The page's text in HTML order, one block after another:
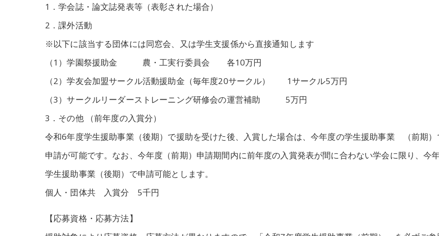
1．学会誌・論文誌発表等（表彰された場合）
2．課外活動
※以下に該当する団体には同窓会、又は学生支援係から直接通知します
（1）学園祭援助金 農・工実行委員会 各10万円
（2）学友会加盟サークル活動援助金（毎年度20サークル） 1サークル5万円
（3）サークルリーダーストレーニング研修会の運営補助 5万円
3．その他 （前年度の入賞分）
令和6年度学生援助事業（後期）で援助を受けた後、入賞した場合は、今年度の学生援助事業 （前期）
申請が可能です。なお、今年度（前期）申請期間内に前年度の入賞発表が間に合わない学会に限り、今
学生援助事業（後期）で申請可能とします。
個人・団体共 入賞分 5千円
【応募資格・応募方法】